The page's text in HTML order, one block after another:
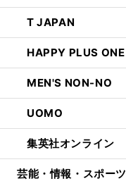
T JAPAN
HAPPY PLUS ONE
MEN'S NON-NO
UOMO
集英社オンライン
芸能・情報・スポーツ